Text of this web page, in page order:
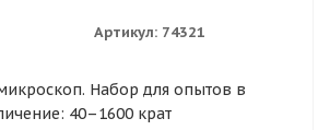
Артикул: 74321
Набор для опытов в
40–1600 крат